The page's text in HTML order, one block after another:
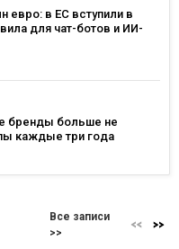
евро: в ЕС вступили в
для чат-ботов и ИИ-
бренды больше не
каждые три года
Все записи
>>